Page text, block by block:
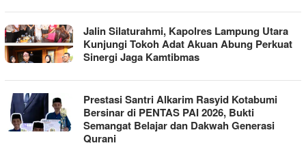
Jalin Silaturahmi, Kapolres Lampung Utara
Kunjungi Tokoh Adat Akuan Abung Perkuat
Sinergi Jaga Kamtibmas
Prestasi Santri Alkarim Rasyid Kotabumi
Bersinar di PENTAS PAI 2026, Bukti
Semangat Belajar dan Dakwah Generasi
Qurani